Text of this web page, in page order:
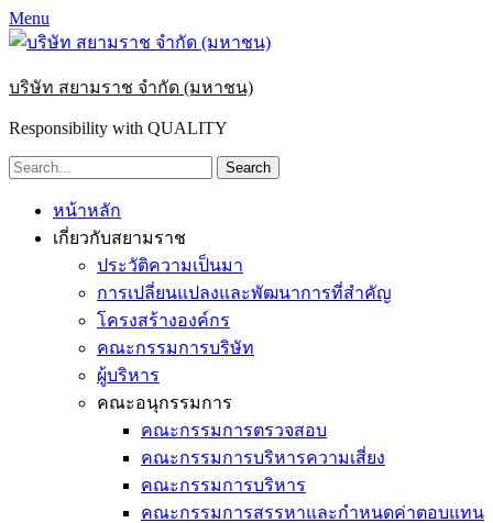
Menu
บริษัท สยามราช จำกัด (มหาชน)
Responsibility with QUALITY
Search
for:
Primary
Menu
Skip
content
หน้าหลัก
เกี่ยวกับสยามราช
ประวัติความเป็นมา
การเปลี่ยนแปลงและพัฒนาการที่สำคัญ
โครงสร้างองค์กร
คณะกรรมการบริษัท
ผู้บริหาร
คณะอนุกรรมการ
คณะกรรมการตรวจสอบ
คณะกรรมการบริหารความเสี่ยง
คณะกรรมการบริหาร
คณะกรรมการสรรหาและกำหนดค่าตอบแทน